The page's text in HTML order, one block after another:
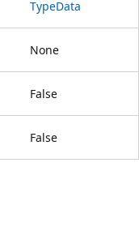
TypeData
None
False
False